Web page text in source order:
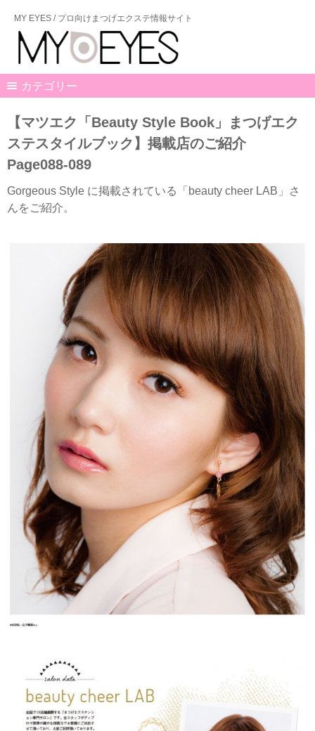
MY EYES / プロ向けまつげエクステ情報サイト
カテゴリー
【マツエク「Beauty Style Book」まつげエク
ステスタイルブック】掲載店のご紹介
Page088-089
Gorgeous Style に掲載されている「beauty cheer LAB」さ
んをご紹介。